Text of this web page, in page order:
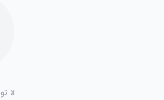
لا